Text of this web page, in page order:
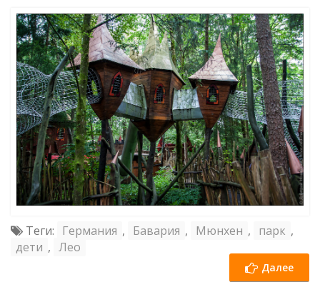
Теги: Германия , Бавария , Мюнхен , парк ,
дети , Лео
Далее